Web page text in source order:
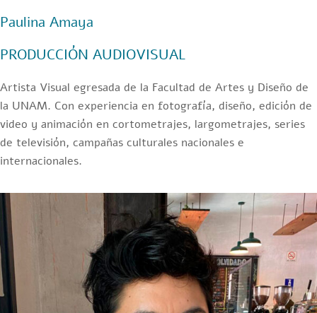
Paulina Amaya
PRODUCCIÓN AUDIOVISUAL
Artista Visual egresada de la Facultad de Artes y Diseño de
la UNAM. Con experiencia en fotografía, diseño, edición de
video y animación en cortometrajes, largometrajes, series
de televisión, campañas culturales nacionales e
internacionales.